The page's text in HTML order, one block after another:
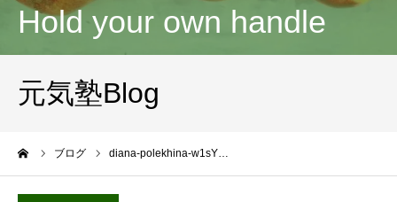
Hold your own handle
元気塾Blog
ブログ diana-polekhina-w1sY…